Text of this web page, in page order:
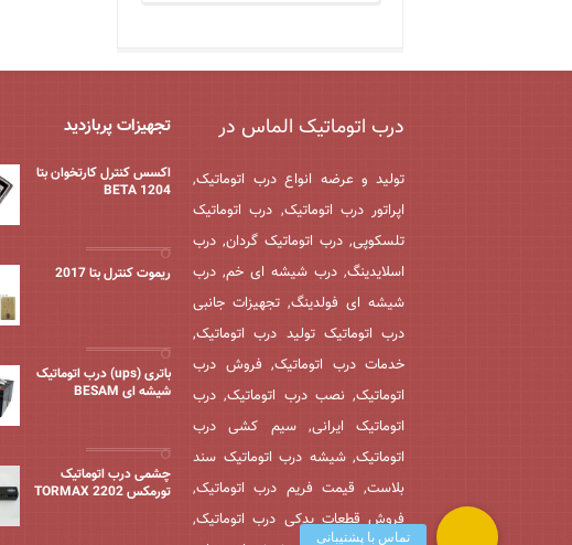
درب اتوماتیک الماس در
تولید و عرضه انواع درب اتوماتیک,
اپراتور درب اتوماتیک, درب اتوماتیک
تلسکوپی, درب اتوماتیک گردان, درب
اسلایدینگ, درب شیشه ای خم, درب
شیشه ای فولدینگ, تجهیزات جانبی
درب اتوماتیک تولید درب اتوماتیک,
خدمات درب اتوماتیک, فروش درب
اتوماتیک, نصب درب اتوماتیک, درب
اتوماتیک ایرانی, سیم کشی درب
اتوماتیک, شیشه درب اتوماتیک سند
بلاست, قیمت فریم درب اتوماتیک,
فروش قطعات یدکی درب اتوماتیک,
تجهیزات پربازدید
اکسس کنترل کارتخوان بتا
BETA 1204
ریموت کنترل بتا 2017
باتری (ups) درب اتوماتیک
شیشه ای BESAM
چشمی درب اتوماتیک
تورمکس TORMAX 2202